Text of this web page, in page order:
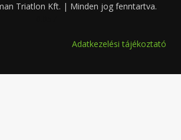
Triatlon Kft. | Minden jog fenntartva.
Adatkezelési tájékoztató